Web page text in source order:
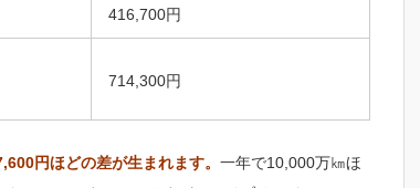
416,700円
714,300円
円ほどの差が生まれます。 一年で10,000万㎞ほ